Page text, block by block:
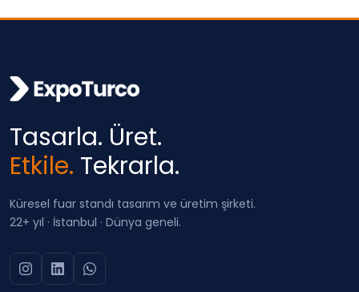
Tasarla. Üret.
Etkile. Tekrarla.
Küresel fuar standı tasarım ve üretim şirketi.
22+ yıl · İstanbul · Dünya geneli.